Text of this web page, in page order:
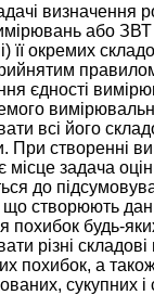
визначення
або ЗВТ
її окремих
єдності
всі його
При створенні
місце задача
до
що створюють
похибок будь-
різні
похибок, а
сукупних